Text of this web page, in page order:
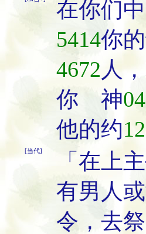
在你们
5414你
4672 人
你 神
他的约
[当代]
「在上
有男人
令，去